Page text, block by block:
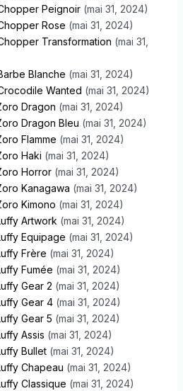
Peignoir (mai 31, 2024)
Rose (mai 31, 2024)
Transformation (mai 31,
Blanche (mai 31, 2024)
Wanted (mai 31, 2024)
Dragon (mai 31, 2024)
Dragon Bleu (mai 31, 2024)
Flamme (mai 31, 2024)
Haki (mai 31, 2024)
Horror (mai 31, 2024)
Kanagawa (mai 31, 2024)
Kimono (mai 31, 2024)
Artwork (mai 31, 2024)
Equipage (mai 31, 2024)
Frère (mai 31, 2024)
Fumée (mai 31, 2024)
Gear 2 (mai 31, 2024)
Gear 4 (mai 31, 2024)
Gear 5 (mai 31, 2024)
Assis (mai 31, 2024)
Bullet (mai 31, 2024)
Chapeau (mai 31, 2024)
Classique (mai 31, 2024)